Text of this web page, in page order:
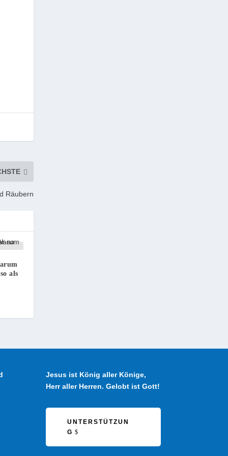
Räubern
als
Jesus ist König aller Könige,
Herr aller Herren. Gelobt ist Gott!
UNTERSTÜTZUN
G